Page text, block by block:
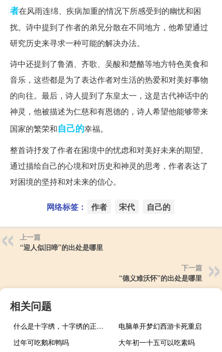
者在风雨连绵、疾病加重的情况下所感受到的幽忧和困
扰。诗中提到了作者的弟兄分散在不同地方，他希望通过
研究历史来寻求一种可能的解决办法。
诗中还提到了鲁酒、齐歌、吴酸和楚酪等地方特色美食和
音乐，这些都是为了表达作者对生活的热爱和对美好事物
的向往。最后，诗人提到了东皇太一，这是古代神话中的
神灵，他被描述为仁慈和有恩德的，诗人希望他能够带来
国家的繁荣和自己的幸福。
整首诗抒发了作者在困境中的忧虑和对美好未来的期望。
通过描绘自己的心境和对历史和神灵的思考，作者表达了
对困境的坚持和对未来的信心。
网络标签： 作者 宋代 自己的
上一篇
“迎人似旧啼”的出处是哪里
下一篇
“德义难沃怀”的出处是哪里
相关问题
什么是十字绣，十字绣的正确绣法是怎样绣的？
电脑单开梦幻西游卡死重启
过年可吃鹅和鸭吗
大年初一十五可以吃素吗